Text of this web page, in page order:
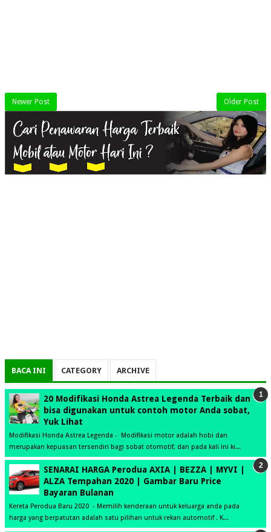
Newer Post Older Post
BACA INI CATEGORY ARCHIVE
20 Modifikasi Honda Astrea Legenda Terbaik dan
bisa digunakan untuk contoh motor Anda sobat,
Yuk Lihat
Modifikasi Honda Astrea Legenda - Modifikasi motor adalah hobi dan
merupakan kepuasan tersendiri bagi sobat otomotif, dan pada kali ini ki...
SENARAI HARGA Perodua AXIA | BEZZA | MYVI |
ALZA Tempahan 2020 | Gambar Baru Price
Bayaran Bulanan
Kereta Perodua Baru 2020 - Memilih kenderaan untuk keluarga anda pada
harga yang berpatutan adalah satu pilihan untuk rekan automotif . K...